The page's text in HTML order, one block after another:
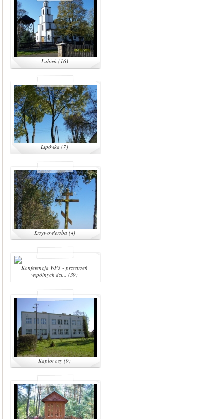
Lubień (16)
Lipówka (7)
Krzywowierzba (4)
Konferencja WP3 - przestrzeń
wspólnych dzi... (39)
Kaplonosy (9)